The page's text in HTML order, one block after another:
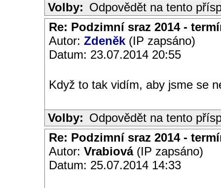
Volby: Odpovědět na tento
Re: Podzimní sraz 2014 -
Autor: Zdeněk (IP zapsáno)
Datum: 23.07.2014 20:55
Když to tak vidím, aby jsme se
Volby: Odpovědět na tento
Re: Podzimní sraz 2014 -
Autor: Vrabiová(IP zapsáno)
Datum: 25.07.2014 14:33